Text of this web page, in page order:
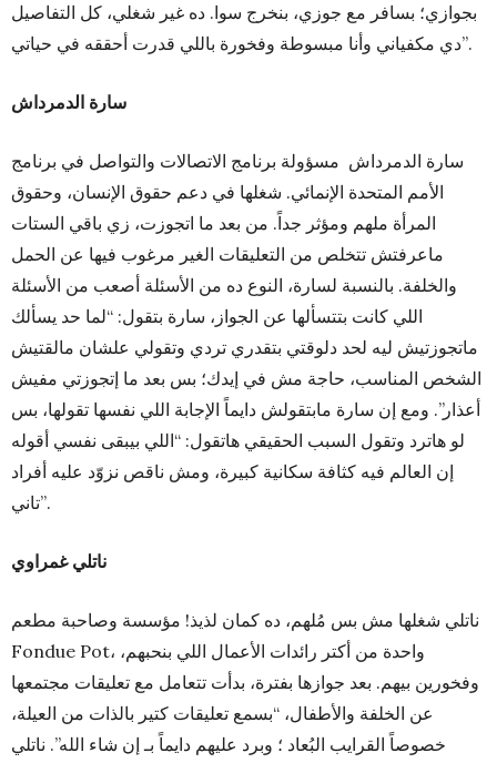
بجوازي؛ بسافر مع جوزي، بنخرج سوا. ده غير شغلي، كل التفاصيل
دي مكفياني وأنا مبسوطة وفخورة باللي قدرت أحققه في حياتي”.
سارة الدمرداش
سارة الدمرداش مسؤولة برنامج الاتصالات والتواصل في برنامج
الأمم المتحدة الإنمائي. شغلها في دعم حقوق الإنسان، وحقوق
المرأة ملهم ومؤثر جداً. من بعد ما اتجوزت، زي باقي الستات
ماعرفتش تتخلص من التعليقات الغير مرغوب فيها عن الحمل
والخلفة. بالنسبة لسارة، النوع ده من الأسئلة أصعب من الأسئلة
اللي كانت بتتسألها عن الجواز، سارة بتقول: “لما حد يسألك
ماتجوزتيش ليه لحد دلوقتي بتقدري تردي وتقولي علشان مالقتيش
الشخص المناسب، حاجة مش في إيدك؛ بس بعد ما إتجوزتي مفيش
أعذار”. ومع إن سارة مابتقولش دايماً الإجابة اللي نفسها تقولها، بس
لو هاترد وتقول السبب الحقيقي هاتقول: “اللي بيبقى نفسي أقوله
إن العالم فيه كثافة سكانية كبيرة، ومش ناقص نزوّد عليه أفراد
تاني”.
ناتلي غمراوي
ناتلي شغلها مش بس مُلهم، ده كمان لذيذ! مؤسسة وصاحبة مطعم
Fondue Pot، واحدة من أكتر رائدات الأعمال اللي بنحبهم،
وفخورين بيهم. بعد جوازها بفترة، بدأت تتعامل مع تعليقات مجتمعها
عن الخلفة والأطفال، “بسمع تعليقات كتير بالذات من العيلة،
خصوصاً القرايب البُعاد ؛ وبرد عليهم دايماً بـ إن شاء الله”. ناتلي